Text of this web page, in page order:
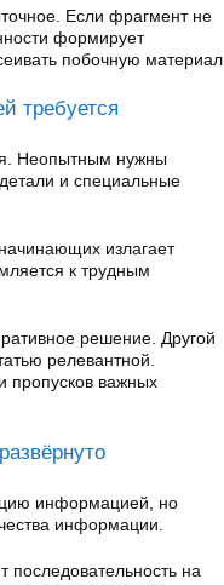
Если фрагмент не
формирует
побочную материал.
требуется
Неопытным нужны
и специальные
излагает
к трудным
решение. Другой
релевантной.
пропусков важных
информацией, но
информации.
на